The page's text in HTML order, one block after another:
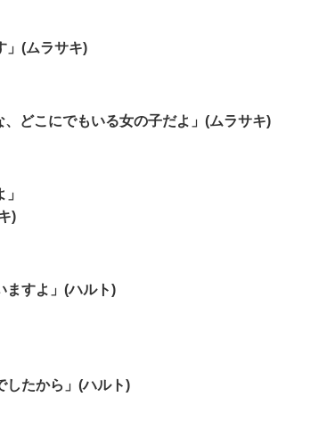
」(ムラサキ)
、どこにでもいる女の子だよ」(ムラサキ)
)
ますよ」(ハルト)
したから」(ハルト)